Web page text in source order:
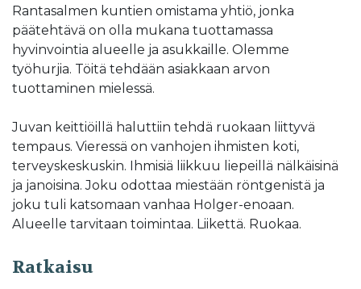
Rantasalmen kuntien omistama yhtiö, jonka
päätehtävä on olla mukana tuottamassa
hyvinvointia alueelle ja asukkaille. Olemme
työhurjia. Töitä tehdään asiakkaan arvon
tuottaminen mielessä.
Juvan keittiöillä haluttiin tehdä ruokaan liittyvä
tempaus. Vieressä on vanhojen ihmisten koti,
terveyskeskuskin. Ihmisiä liikkuu liepeillä nälkäisinä
ja janoisina. Joku odottaa miestään röntgenistä ja
joku tuli katsomaan vanhaa Holger-enoaan.
Alueelle tarvitaan toimintaa. Liikettä. Ruokaa.
Ratkaisu